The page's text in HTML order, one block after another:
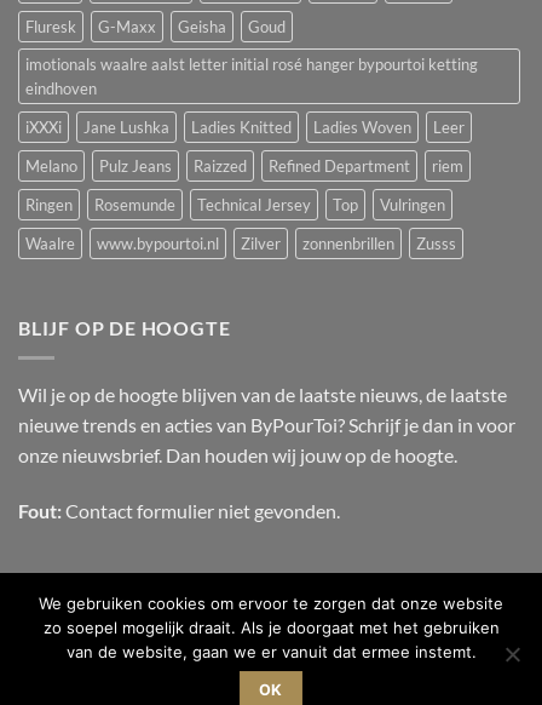
Fluresk
G-Maxx Geisha
Goud
imotionals waalre aalst letter initial rosé hanger bypourtoi ketting
eindhoven
iXXXi
Jane Lushka Ladies Knitted Ladies Woven
Leer
Melano
Pulz Jeans Raizzed Refined Department
riem
Ringen
Rosemunde Technical Jersey Top
Vulringen
Waalre
www.bypourtoi.nl Zilver zonnenbrillen Zusss
BLIJF OP DE HOOGTE
Wil je op de hoogte blijven van de laatste nieuws, de laatste
nieuwe trends en acties van ByPourToi? Schrijf je dan in voor
onze nieuwsbrief. Dan houden wij jouw op de hoogte.
Fout: Contact formulier niet gevonden.
OVER ONS
We gebruiken cookies om ervoor te zorgen dat onze website
zo soepel mogelijk draait. Als je doorgaat met het gebruiken
van de website, gaan we er vanuit dat ermee instemt.
OK